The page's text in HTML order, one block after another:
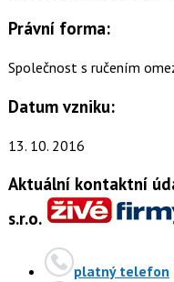
Právní forma:
Společnost s ručením
Datum vzniku:
13. 10. 2016
Aktuální kontaktní
s.r.o.
platný telefon